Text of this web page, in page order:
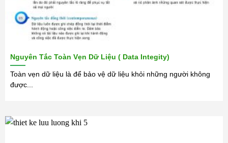
Nguyên Tắc Toàn Vẹn Dữ Liệu ( Data Integity)
Toàn vẹn dữ liệu là để bảo vệ dữ liệu khỏi những người không
được...